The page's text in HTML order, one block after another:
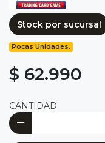
Stock por sucursal
Pocas Unidades.
$ 62.990
CANTIDAD